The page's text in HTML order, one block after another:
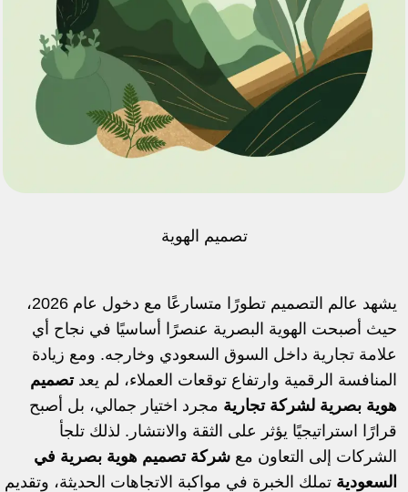
تصميم الهوية
يشهد عالم التصميم تطورًا متسارعًا مع دخول عام 2026،
حيث أصبحت الهوية البصرية عنصرًا أساسيًا في نجاح أي
علامة تجارية داخل السوق السعودي وخارجه. ومع زيادة
المنافسة الرقمية وارتفاع توقعات العملاء، لم يعدتصميم
هوية بصرية لشركة تجارية مجرد اختيار جمالي، بل أصبح
قرارًا استراتيجيًا يؤثر على الثقة والانتشار. لذلك تلجأ
الشركات إلى التعاون مع شركة تصميم هوية بصرية في
السعودية تملك الخبرة في مواكبة الاتجاهات الحديثة، وتقديم